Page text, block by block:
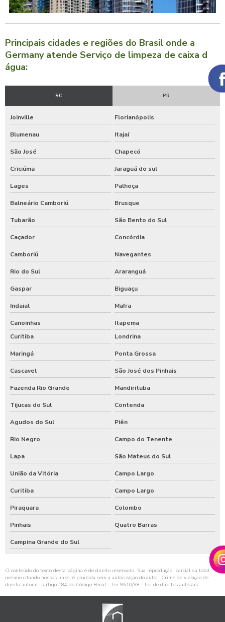
Principais cidades e regiões do Brasil onde a
Germany atende Serviço de limpeza de caixa d
água:
SC PR
Joinville Florianópolis
Blumenau Itajaí
São José Chapecó
Criciúma Jaraguá do sul
Lages Palhoça
Balneário Camboriú Brusque
Tubarão São Bento do Sul
Caçador Concórdia
Camboriú Navegantes
Rio do Sul Araranguá
Gaspar Biguaçu
Indaial Mafra
Canoinhas
Itapema
Curitiba
Londrina
Maringá Ponta Grossa
Cascavel São José dos Pinhais
Fazenda Rio Grande Mandirituba
Tijucas do Sul Contenda
Agudos do Sul Piên
Rio Negro Campo do Tenente
Lapa São Mateus do Sul
União da Vitória Campo Largo
Curitiba Campo Largo
Piraquara Colombo
Pinhais Quatro Barras
Campina Grande do Sul
O conteúdo do texto desta página é de direito reservado. Sua reprodução, parcial ou total,
mesmo citando nossos links, é proibida sem a autorização do autor. Crime de violação de
direito autoral – artigo 184 do Código Penal – Lei 9610/98 - Lei de direitos autorais.